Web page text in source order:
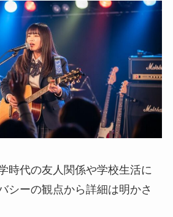
時代の友人関係や学校生活に
シーの観点から詳細は明かさ